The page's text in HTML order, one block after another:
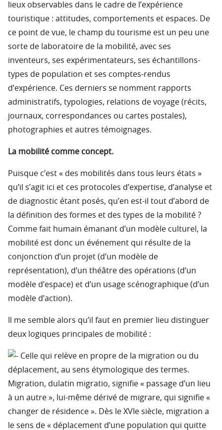
lieux observables dans le cadre de l’expérience
touristique : attitudes, comportements et espaces. De
ce point de vue, le champ du tourisme est un peu une
sorte de laboratoire de la mobilité, avec ses
inventeurs, ses expérimentateurs, ses échantillons-
types de population et ses comptes-rendus
d’expérience. Ces derniers se nomment rapports
administratifs, typologies, relations de voyage (récits,
journaux, correspondances ou cartes postales),
photographies et autres témoignages.
La mobilité comme concept.
Puisque c’est « des mobilités dans tous leurs états »
qu’il s’agit ici et ces protocoles d’expertise, d’analyse et
de diagnostic étant posés, qu’en est-il tout d’abord de
la définition des formes et des types de la mobilité ?
Comme fait humain émanant d’un modèle culturel, la
mobilité est donc un événement qui résulte de la
conjonction d’un projet (d’un modèle de
représentation), d’un théâtre des opérations (d’un
modèle d’espace) et d’un usage scénographique (d’un
modèle d’action).
Il me semble alors qu’il faut en premier lieu distinguer
deux logiques principales de mobilité :
Celle qui relève en propre de la migration ou du
déplacement, au sens étymologique des termes.
Migration, dulatin migratio, signifie « passage d’un lieu
à un autre », lui-même dérivé de migrare, qui signifie «
changer de résidence ». Dès le XVIe siècle, migration a
le sens de « déplacement d’une population qui quitte